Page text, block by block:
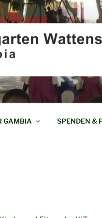
GAMBIA SPENDEN &